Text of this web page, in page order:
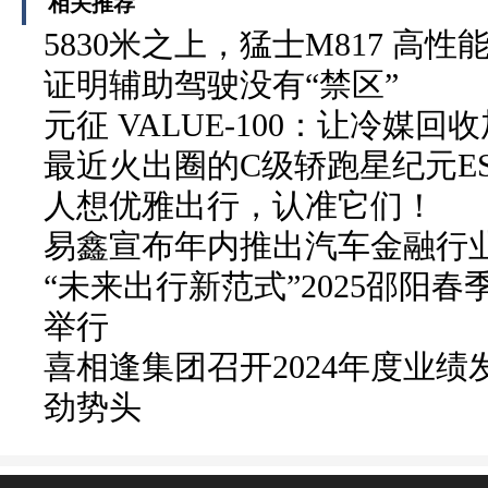
5830米之上，猛士M817 高性
证明辅助驾驶没有“禁区”
元征 VALUE-100：让冷媒回
最近火出圈的C级轿跑星纪元
人想优雅出行，认准它们！
易鑫宣布年内推出汽车金融行
“未来出行新范式”2025邵阳春
举行
喜相逢集团召开2024年度业绩
劲势头